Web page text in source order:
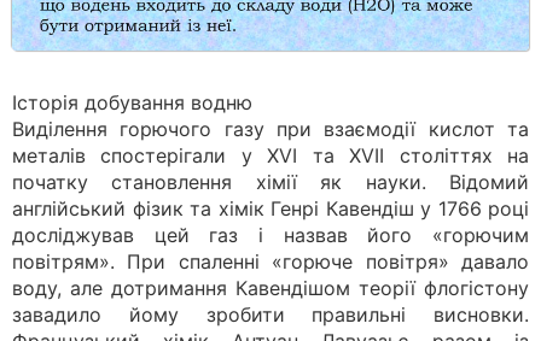
Історія добування водню
Виділення горючого газу при взаємодії кислот та
металів спостерігали у XVI та XVII століттях на
початку становлення хімії як науки. Відомий
англійський фізик та хімік Генрі Кавендіш у 1766 році
досліджував цей газ і назвав його «горючим
повітрям». При спаленні «горюче повітря» давало
воду, але дотримання Кавендішом теорії флогістону
завадило йому зробити правильні висновки.